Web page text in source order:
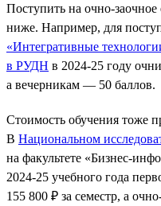
Поступить на очно-
ниже. Например, для
«Интегративные
в РУДН в 2024-25 году
а вечерникам — 50 баллов.
Стоимость обучения тоже
В Национальном
на факультете «Бизнес-
2024-25 учебного года
155 800 ₽ за семестр, а